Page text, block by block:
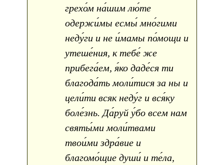
грехо́м на́шим лю́те
одержи́мы есмы́ мно́гими
неду́ги и не и́мамы по́мощи и
утеше́ния, к тебе́ же
прибега́ем, я́ко даде́ся ти
благода́ть моли́тися за ны и
цели́ти всяк неду́г и вся́ку
боле́знь. Да́руй у́бо всем нам
святы́ми моли́твами
твои́ми здра́вие и
благомо́щие души́ и те́ла,